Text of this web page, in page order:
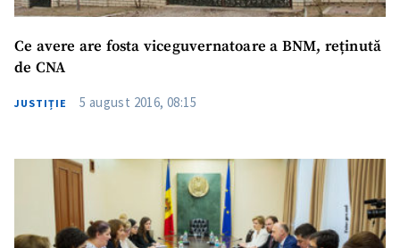
Ce avere are fosta viceguvernatoare a BNM, reținută
de CNA
JUSTIȚIE 5 august 2016, 08:15